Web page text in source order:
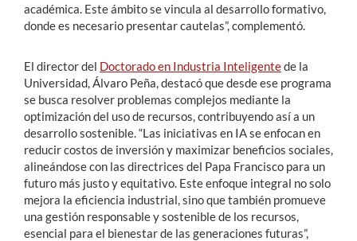
académica. Este ámbito se vincula al desarrollo formativo,
donde es necesario presentar cautelas”, complementó.
El director del Doctorado en Industria Inteligentede la
Universidad, Álvaro Peña, destacó que desde ese programa
se busca resolver problemas complejos mediante la
optimización del uso de recursos, contribuyendo así a un
desarrollo sostenible. “Las iniciativas en IA se enfocan en
reducir costos de inversión y maximizar beneficios sociales,
alineándose con las directrices del Papa Francisco para un
futuro más justo y equitativo. Este enfoque integral no solo
mejora la eficiencia industrial, sino que también promueve
una gestión responsable y sostenible de los recursos,
esencial para el bienestar de las generaciones futuras”,